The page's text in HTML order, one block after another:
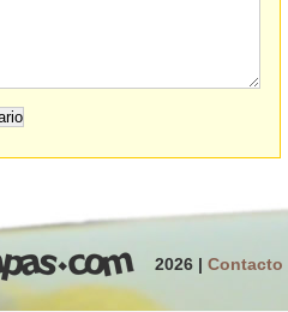
2026 | Contacto